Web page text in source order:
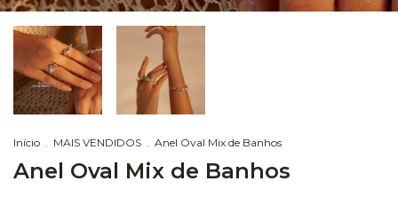
Início . MAIS VENDIDOS . Anel Oval Mix de Banhos
Anel Oval Mix de Banhos